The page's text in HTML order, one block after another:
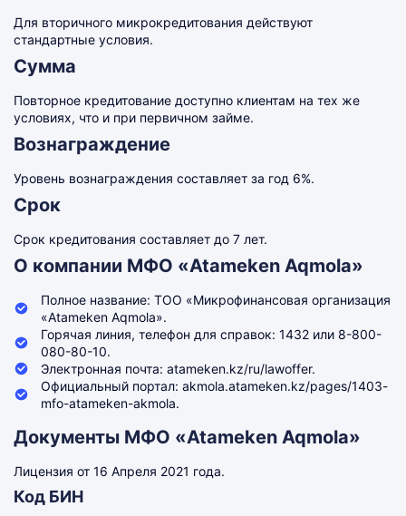
Для вторичного микрокредитования действуют
стандартные условия.
Сумма
Повторное кредитование доступно клиентам на тех же
условиях, что и при первичном займе.
Вознаграждение
Уровень вознаграждения составляет за год 6%.
Срок
Срок кредитования составляет до 7 лет.
О компании МФО «Atameken Aqmola»
Полное название: ТОО «Микрофинансовая организация
«Atameken Aqmola».
Горячая линия, телефон для справок: 1432 или 8-800-
080-80-10.
Электронная почта: atameken.kz/ru/lawoffer.
Официальный портал: akmola.atameken.kz/pages/1403-
mfo-atameken-akmola.
Документы МФО «Atameken Aqmola»
Лицензия от 16 Апреля 2021 года.
Код БИН